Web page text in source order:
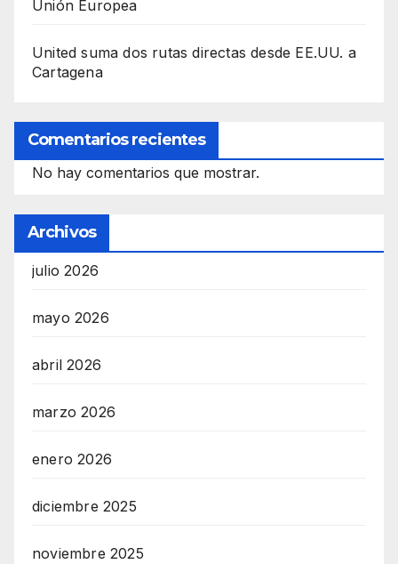
Unión Europea
United suma dos rutas directas desde EE.UU. a
Cartagena
Comentarios recientes
No hay comentarios que mostrar.
Archivos
julio 2026
mayo 2026
abril 2026
marzo 2026
enero 2026
diciembre 2025
noviembre 2025